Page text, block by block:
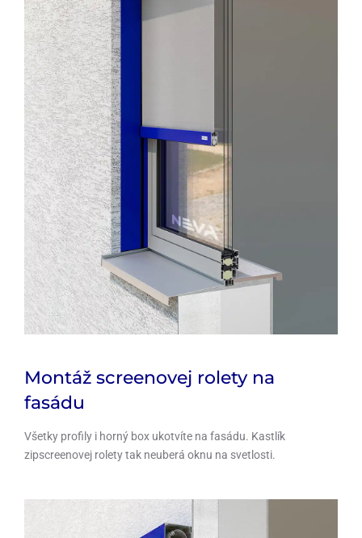
Montáž screenovej rolety na
fasádu
Všetky profily i horný box ukotvíte na fasádu. Kastlík
zipscreenovej rolety tak neuberá oknu na svetlosti.